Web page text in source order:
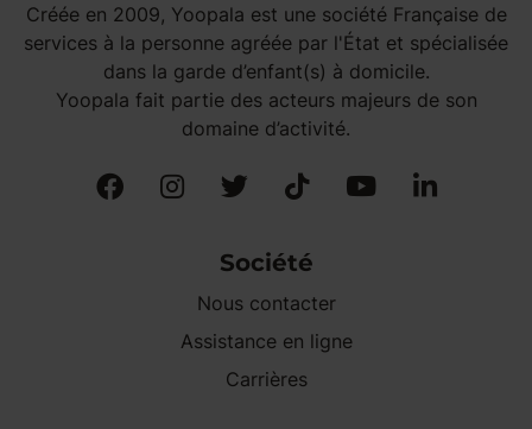
Créée en 2009, Yoopala est une société Française de
services à la personne agréée par l'État et spécialisée
dans la garde d’enfant(s) à domicile.
Yoopala fait partie des acteurs majeurs de son
domaine d’activité.
Société
Nous contacter
Assistance en ligne
Carrières